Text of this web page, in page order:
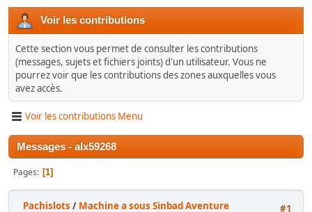
Voir les contributions
Cette section vous permet de consulter les contributions
(messages, sujets et fichiers joints) d'un utilisateur. Vous ne
pourrez voir que les contributions des zones auxquelles vous
avez accès.
Voir les contributions Menu
Messages - alx59268
Pages 1
#1
Pachislots / Machine a sous Sinbad Aventure